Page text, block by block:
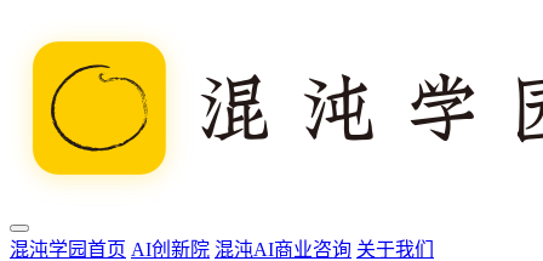
混沌学园首页 AI创新院 混沌AI商业咨询 关于我们